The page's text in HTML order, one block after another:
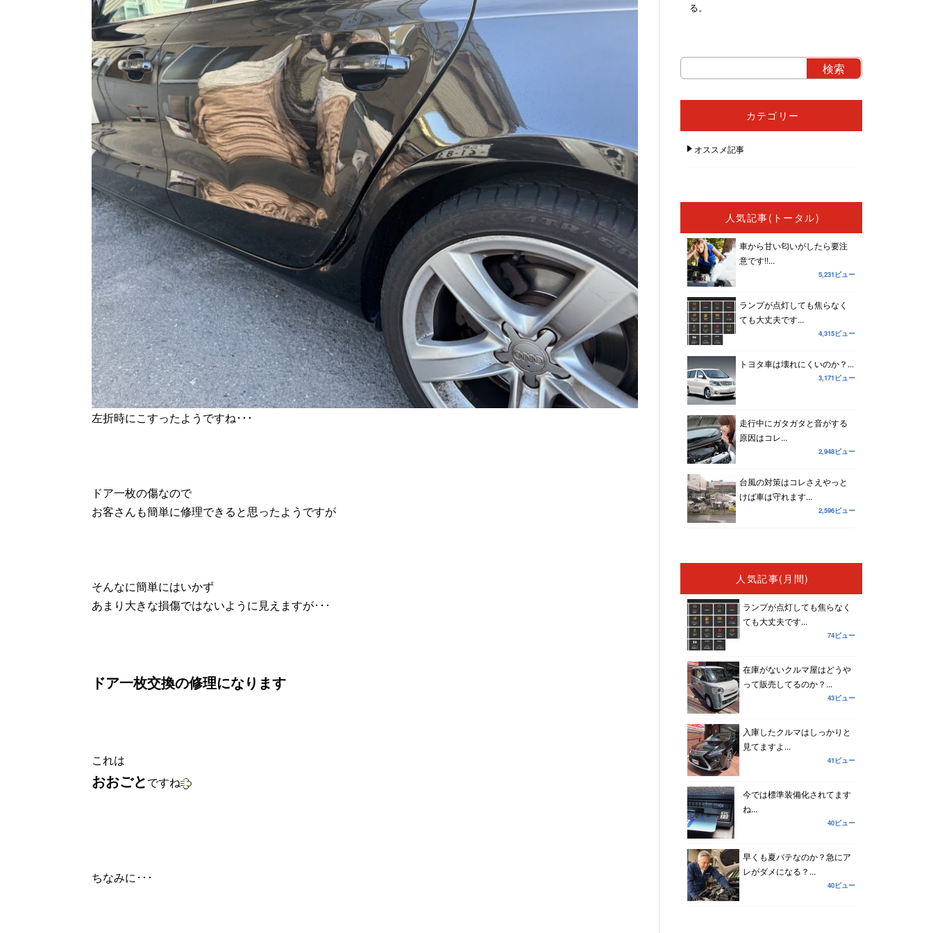
左折時にこすったようですね･･･
ドア一枚の傷なので
お客さんも簡単に修理できると思ったようですが
そんなに簡単にはいかず
あまり大きな損傷ではないように見えますが･･･
ドア一枚交換の修理になります
これは
おおごとですね
ちなみに･･･
る。
カテゴリー
オススメ記事
人気記事(トータル)
車から甘い匂いがしたら要注
意です!!...
5,231ビュー
ランプが点灯しても焦らなく
ても大丈夫です...
4,315ビュー
トヨタ車は壊れにくいのか？...
3,171ビュー
走行中にガタガタと音がする
原因はコレ...
2,948ビュー
台風の対策はコレさえやっと
けば車は守れます...
2,596ビュー
人気記事(月間)
ランプが点灯しても焦らなく
ても大丈夫です...
74ビュー
在庫がないクルマ屋はどうや
って販売してるのか？...
43ビュー
入庫したクルマはしっかりと
見てますよ...
41ビュー
今では標準装備化されてます
ね...
40ビュー
早くも夏バテなのか？急にア
レがダメになる？...
40ビュー